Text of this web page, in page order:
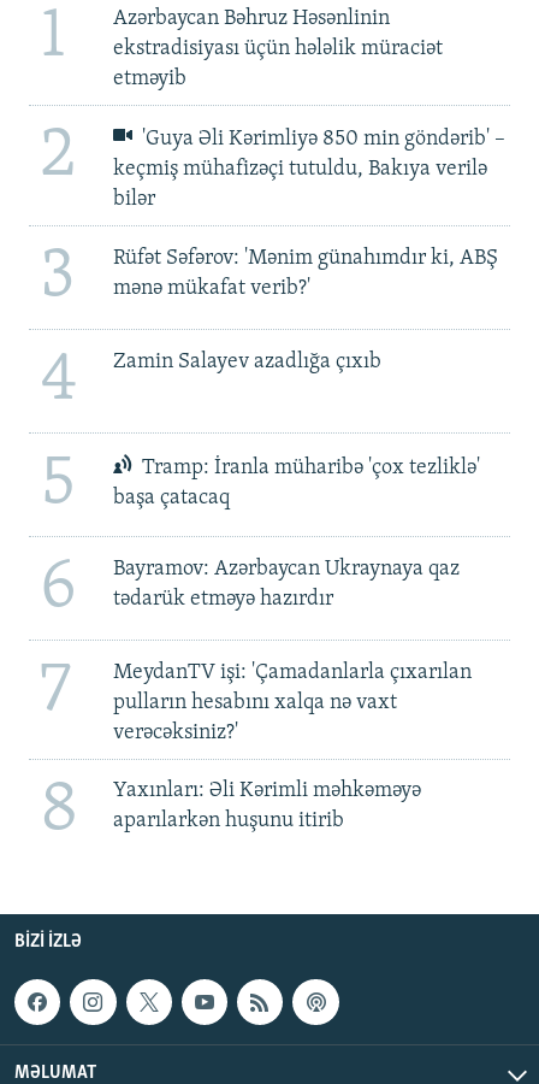
1
Azərbaycan Bəhruz Həsənlinin
ekstradisiyası üçün hələlik müraciət
etməyib
2
'Guya Əli Kərimliyə 850 min göndərib' –
keçmiş mühafizəçi tutuldu, Bakıya verilə
bilər
3
Rüfət Səfərov: 'Mənim günahımdır ki, ABŞ
mənə mükafat verib?'
4 Zamin Salayev azadlığa çıxıb
5
Tramp: İranla müharibə 'çox tezliklə'
başa çatacaq
6
Bayramov: Azərbaycan Ukraynaya qaz
tədarük etməyə hazırdır
7
MeydanTV işi: 'Çamadanlarla çıxarılan
pulların hesabını xalqa nə vaxt
verəcəksiniz?'
8
Yaxınları: Əli Kərimli məhkəməyə
aparılarkən huşunu itirib
BIZI IZLƏ
MƏLUMAT